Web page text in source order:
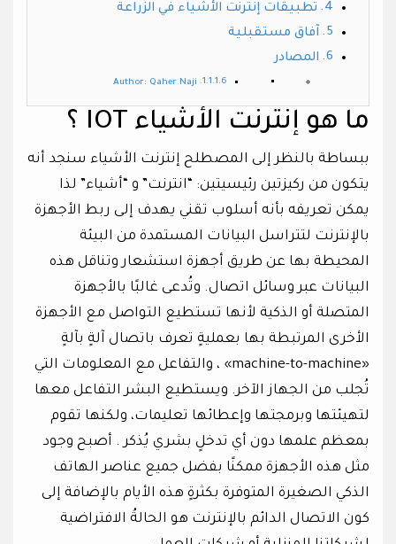
تطبيقات إنترنت الأشياء في الزراعة
آفاق مستقبلية
المصادر
Author: Qaher Naji
ما هو إنترنت الأشياء IOT ؟
ببساطة بالنظر إلى المصطلح إنترنت الأشياء سنجد أنه
يتكون من ركيزتين رئيسيتين: “انترنت” و “أشياء” لذا
يمكن تعريفه بأنه أسلوب تقني يهدف إلى ربط الأجهزة
بالإنترنت لتتراسل البيانات المستمدة من البيئة
المحيطة بها عن طريق أجهزة استشعار وتناقل هذه
البيانات عبر وسائل اتصال. وتُدعى غالبًا بالأجهزة
المتصلة أو الذكية لأنها تستطيع التواصل مع الأجهزة
الأخرى المرتبطة بها بعمليةٍ تعرف باتصال آلةٍ بآلةٍ
«machine-to-machine» ، والتفاعل مع المعلومات التي
تُجلب من الجهاز الآخر. ويستطيع البشر التفاعل معها
لتهيئتها وبرمجتها وإعطائها تعليمات، ولكنها تقوم
بمعظم علمها دون أي تدخلٍ بشري يُذكر . أصبح وجود
مثل هذه الأجهزة ممكنًا بفضل جميع عناصر الهاتف
الذكي الصغيرة المتوفرة بكثرةٍ هذه الأيام بالإضافة إلى
كون الاتصال الدائم بالإنترنت هو الحالةُ الافتراضية